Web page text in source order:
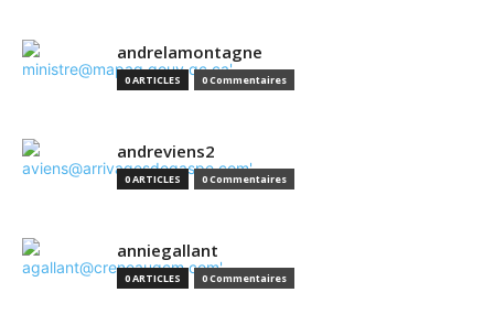
andrelamontagne
0 ARTICLES 0 Commentaires
andreviens2
0 ARTICLES 0 Commentaires
anniegallant
0 ARTICLES 0 Commentaires